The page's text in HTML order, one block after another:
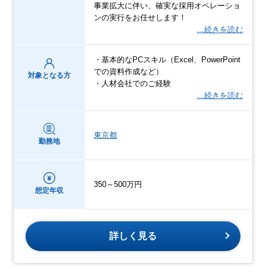
事業拡大に伴い、確実な採用オペレーショ
ンの実行をお任せします！
…続きを読む
対象となる方
・基本的なPCスキル（Excel、PowerPoint
での資料作成など）
・人材会社でのご経験
…続きを読む
勤務地
東京都
想定年収
350～500万円
詳しく見る